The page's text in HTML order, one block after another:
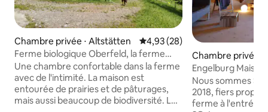
Chambre privée ⋅ Altstätten Évaluation moyenne sur la
4,93 (28)
Ferme biologique Oberfeld, la ferme
colorée
Une chambre confortable dans la ferme
avec de l'intimité. La maison est
entourée de prairies et de pâturages,
mais aussi beaucoup de biodiversité. Les
Chambre privée ⋅
g
Engelburg
Nous sommes
2018, fiers
ferme à l'entrée